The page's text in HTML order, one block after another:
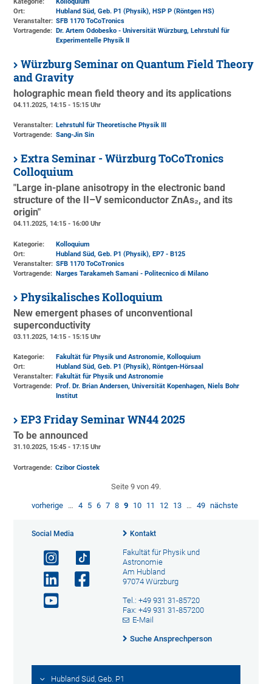
Ort:
Hubland Süd, Geb. P1 (Physik), HSP P (Röntgen HS)
Veranstalter: SFB 1170 ToCoTronics
Vortragende: Dr. Artem Odobesko - Universität Würzburg, Lehrstuhl für
Experimentelle Physik II
Würzburg Seminar on Quantum Field Theory
and Gravity
holographic mean field theory and its applications
04.11.2025, 14:15 - 15:15 Uhr
Veranstalter: Lehrstuhl für Theoretische Physik III
Vortragende: Sang-Jin Sin
Extra Seminar - Würzburg ToCoTronics
Colloquium
"Large in-plane anisotropy in the electronic band
structure of the II–V semiconductor ZnAs₂, and its
origin"
04.11.2025, 14:15 - 16:00 Uhr
Kategorie:
Kolloquium
Ort:
Hubland Süd, Geb. P1 (Physik), EP7 - B125
Veranstalter: SFB 1170 ToCoTronics
Vortragende: Narges Tarakameh Samani - Politecnico di Milano
Physikalisches Kolloquium
New emergent phases of unconventional
superconductivity
03.11.2025, 14:15 - 15:15 Uhr
Kategorie:
Fakultät für Physik und Astronomie, Kolloquium
Ort:
Hubland Süd, Geb. P1 (Physik), Röntgen-Hörsaal
Veranstalter: Fakultät für Physik und Astronomie
Vortragende:
Prof. Dr. Brian Andersen, Universität Kopenhagen, Niels Bohr
Institut
EP3 Friday Seminar WN44 2025
To be announced
31.10.2025, 15:45 - 17:15 Uhr
Vortragende: Czibor Ciostek
Seite 9 von 49.
vorherige … 4 5 6 7 8 9 10 11 12 13 … 49 nächste
Social Media Kontakt
Fakultät für Physik und
Astronomie
Am Hubland
97074 Würzburg
Tel.: +49 931 31-85720
Fax: +49 931 31-857200
E-Mail
Suche Ansprechperson
Hubland Süd, Geb. P1